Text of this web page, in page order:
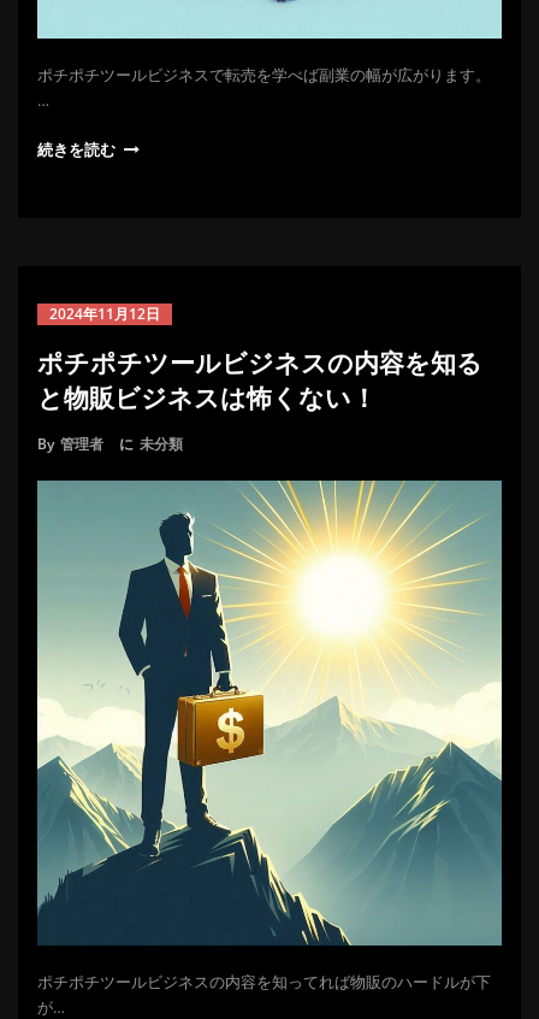
ポチポチツールビジネスで転売を学べば副業の幅が広がります。
…
続きを読む
2024年11月12日
ポチポチツールビジネスの内容を知る
と物販ビジネスは怖くない！
By 管理者 に 未分類
ポチポチツールビジネスの内容を知ってれば物販のハードルが下
が…